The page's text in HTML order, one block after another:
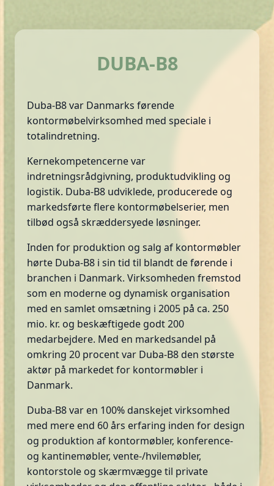
DUBA-B8
Duba-B8 var Danmarks førende
kontormøbelvirksomhed med speciale i
totalindretning.
Kernekompetencerne var
indretningsrådgivning, produktudvikling og
logistik. Duba-B8 udviklede, producerede og
markedsførte flere kontormøbelserier, men
tilbød også skræddersyede løsninger.
Inden for produktion og salg af kontormøbler
hørte Duba-B8 i sin tid til blandt de førende i
branchen i Danmark. Virksomheden fremstod
som en moderne og dynamisk organisation
med en samlet omsætning i 2005 på ca. 250
mio. kr. og beskæftigede godt 200
medarbejdere. Med en markedsandel på
omkring 20 procent var Duba-B8 den største
aktør på markedet for kontormøbler i
Danmark.
Duba-B8 var en 100% danskejet virksomhed
med mere end 60 års erfaring inden for design
og produktion af kontormøbler, konference-
og kantinemøbler, vente-/hvilemøbler,
kontorstole og skærmvægge til private